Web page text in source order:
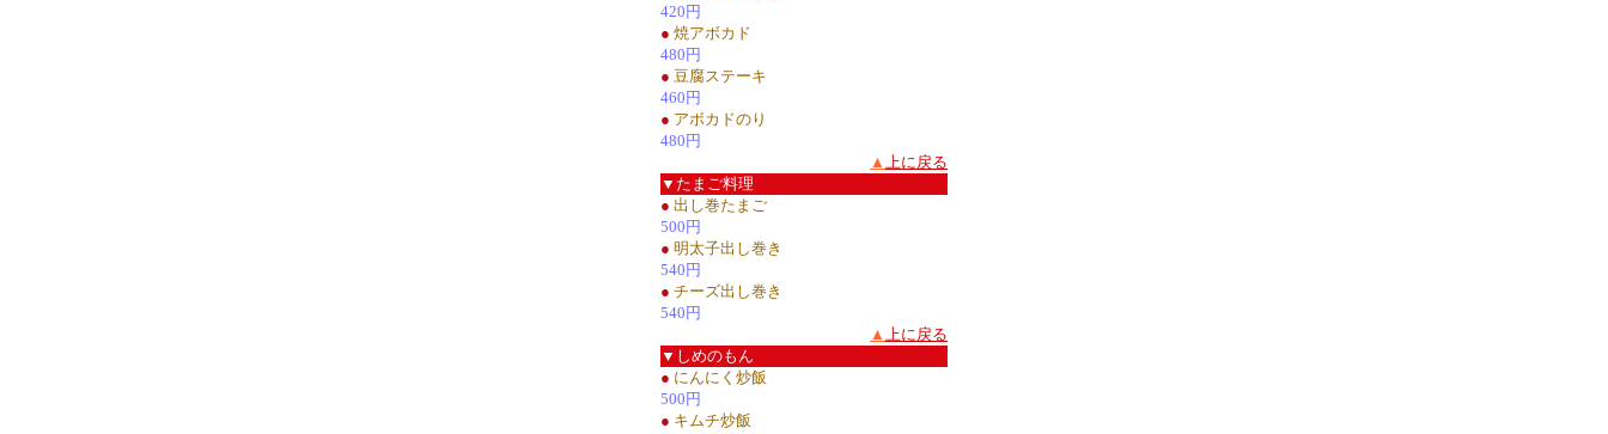
420円
● 焼アボカド
480円
● 豆腐ステーキ
460円
● アボカドのり
480円
▲ 上に戻る
▼たまご料理
● 出し巻たまご
500円
● 明太子出し巻き
540円
● チーズ出し巻き
540円
▲ 上に戻る
▼しめのもん
● にんにく炒飯
500円
● キムチ炒飯